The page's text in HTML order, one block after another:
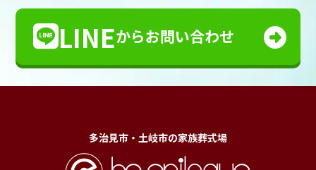
LINEからお問い合わせ
多治見市・土岐市の家族葬式場